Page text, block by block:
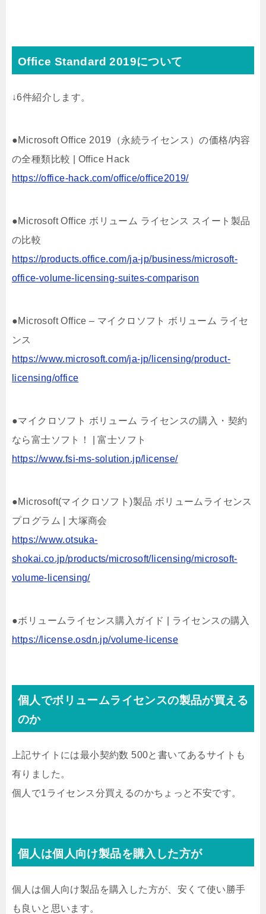
Office Standard 2019について
↓6件紹介します。
●Microsoft Office 2019（永続ライセンス）の価格/内容
の全種類比較 | Office Hack
https://office-hack.com/office/office2019/
●Microsoft Office ボリューム ライセンス スイート製品
の比較
https://products.office.com/ja-jp/business/microsoft-
office-volume-licensing-suites-comparison
●Microsoft Office – マイクロソフト ボリューム ライセ
ンス
https://www.microsoft.com/ja-jp/licensing/product-
licensing/office
●マイクロソフト ボリューム ライセンスの購入・契約
なら富士ソフト！ | 富士ソフト
https://www.fsi-ms-solution.jp/license/
●Microsoft(マイクロソフト)製品 ボリュームライセンス
プログラム | 大塚商会
https://www.otsuka-
shokai.co.jp/products/microsoft/licensing/microsoft-
volume-licensing/
●ボリュームライセンス購入ガイド | ライセンスの購入
https://license.osdn.jp/volume-license
個人でボリュームライセンスの製品が買える
のか
上記サイトには最小契約数 500と書いてあるサイトも
有りました。
個人で1ライセンス分買えるのかちょっと不安です。
個人は個人向け製品を購入した方が
個人は個人向け製品を購入した方が、安くて使い勝手
も良いと思います。